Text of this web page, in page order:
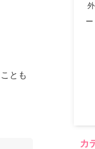
とも
カ